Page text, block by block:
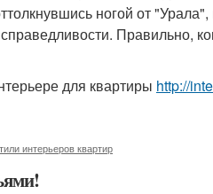
ногой от
Правильно,
для квартиры http://
интерьеров квартир